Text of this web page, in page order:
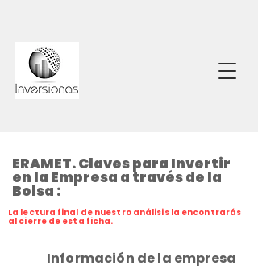
ERAMET. Claves para Invertir
en la Empresa a través de la
Bolsa :
La lectura final de nuestro análisis la encontrarás
al cierre de esta ficha.
Información de la empresa